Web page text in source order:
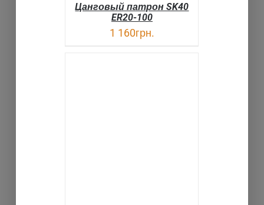
Цанговый патрон SK40
ER20-100
1 160грн.